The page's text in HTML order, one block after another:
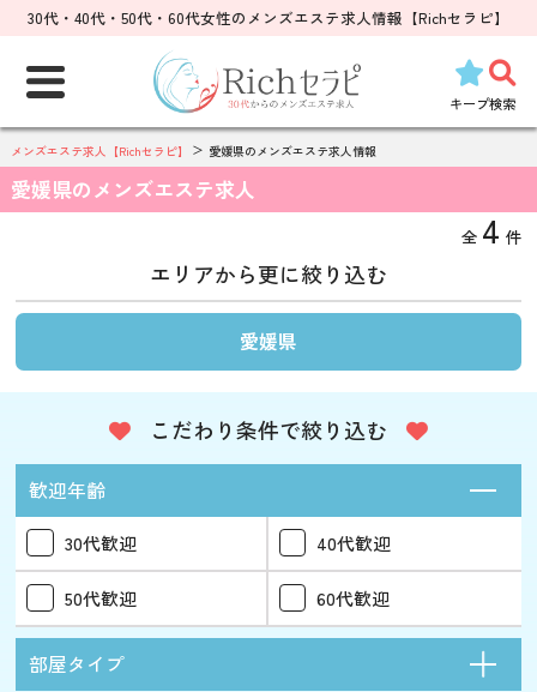
30代・40代・50代・60代女性のメンズエステ求人情報【Richセラピ】
キープ検索
索:
メンズエステ求人【Richセラピ】 愛媛県のメンズエステ求人情報
愛媛県のメンズエステ求人
全 4 件
エリアから更に絞り込む
愛媛県
こだわり条件で絞り込む
歓迎年齢
30代歓迎 40代歓迎
50代歓迎 60代歓迎
部屋タイプ